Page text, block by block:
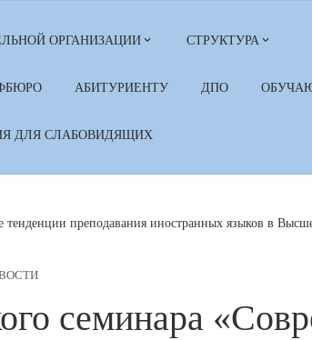
ОРГАНИЗАЦИИ СТРУКТУРА
АБИТУРИЕНТУ ДПО
ДЛЯ СЛАБОВИДЯЩИХ
тенденции преподавания иностранных языков в
семинара